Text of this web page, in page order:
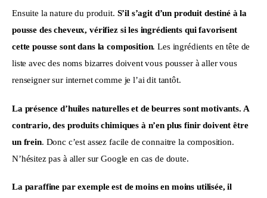
Ensuite la nature du produit. S’il s’agit d’un produit destiné à la
pousse des cheveux, vérifiez si les ingrédients qui favorisent
cette pousse sont dans la composition. Les ingrédients en tête de
liste avec des noms bizarres doivent vous pousser à aller vous
renseigner sur internet comme je l’ai dit tantôt.
La présence d’huiles naturelles et de beurres sont motivants. A
contrario, des produits chimiques à n’en plus finir doivent être
un frein. Donc c’est assez facile de connaitre la composition.
N’hésitez pas à aller sur Google en cas de doute.
La paraffine par exemple est de moins en moins utilisée, il